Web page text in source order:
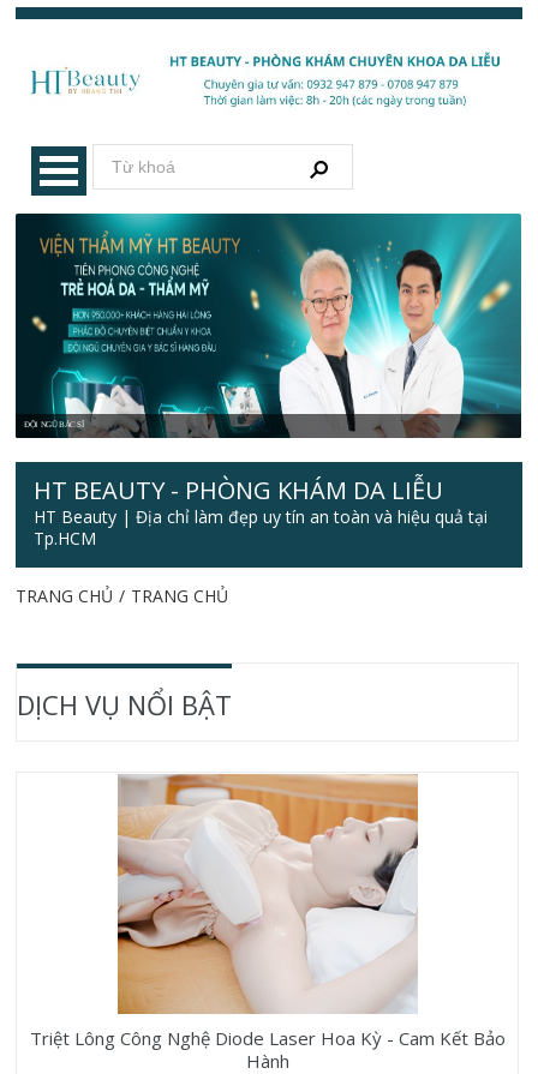
ĐỘI NGŨ BÁC SĨ
HT BEAUTY - PHÒNG KHÁM DA LIỄU
HT Beauty | Địa chỉ làm đẹp uy tín an toàn và hiệu quả tại
Tp.HCM
TRANG CHỦ / TRANG CHỦ
DỊCH VỤ NỔI BẬT
Triệt Lông Công Nghệ Diode Laser Hoa Kỳ - Cam Kết Bảo
Hành